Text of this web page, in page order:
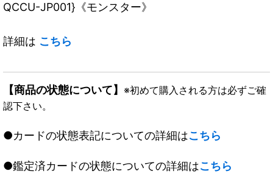
QCCU-JP001}《モンスター》
詳細は こちら
【商品の状態について】 ※初めて購入される方は必ずご確
認下さい。
●カードの状態表記についての詳細はこちら
●鑑定済カードの状態についての詳細はこちら